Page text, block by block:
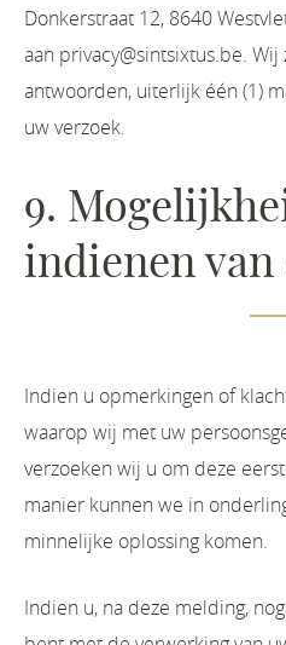
Donkerstraat 12, 8640
aan privacy@sintsixtus.be.
antwoorden, uiterlijk één (1)
uw verzoek.
9.
indienen
Indien u opmerkingen of
waarop wij met uw
verzoeken wij u om deze
manier kunnen we in
minnelijke oplossing komen.
Indien u, na deze melding,